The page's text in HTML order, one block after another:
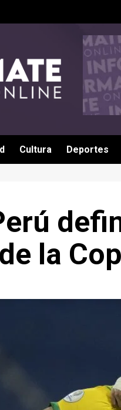
Cultura Deportes
la